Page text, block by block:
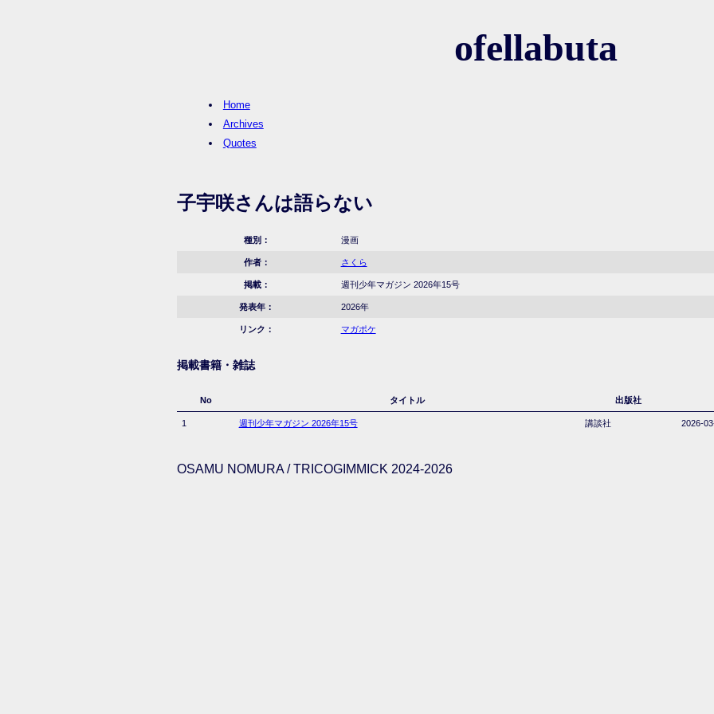
ofellabuta
Home
Archives
Quotes
子宇咲さんは語らない
種別： 漫画
作者： さくら
掲載： 週刊少年マガジン 2026年15号
発表年： 2026年
リンク： マガポケ
掲載書籍・雑誌
No タイトル 出版社
1 週刊少年マガジン 2026年15号 講談社 2026-
OSAMU NOMURA / TRICOGIMMICK 2024-2026